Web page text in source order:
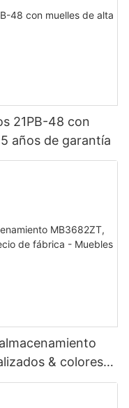
21PB-48 con
años de garantía
& colores